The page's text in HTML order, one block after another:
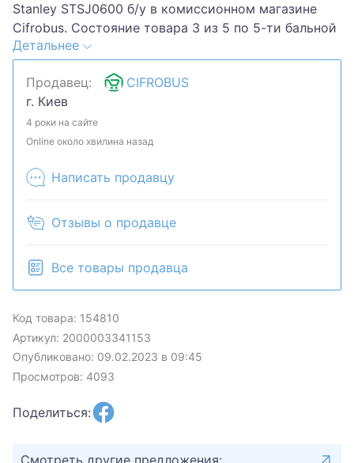
Stanley STSJ0600 б/у в комиссионном магазине
Cifrobus. Состояние товара 3 из 5 по 5-ти бальной
системе. Примечание: Потертости, царапины..
Комплектация товара: Полотно 2шт..Хотите
скидку? Давайте обсудим. Предложите свою цену
и мы посмотрим, что сможем сделать.Уточняйте
наличие и комплектацию у менеджера. Товар
может быть продан в розничном магазине.
Детальнее
Продавец:
CIFROBUS
г. Киев
4 роки на сайте
Online около хвилина назад
Написать продавцу
Отзывы о продавце
Все товары продавца
Код товара: 154810
Артикул: 2000003341153
Опубликовано: 09.02.2023 в 09:45
Просмотров: 4093
Поделиться:
Смотреть другие предложения: